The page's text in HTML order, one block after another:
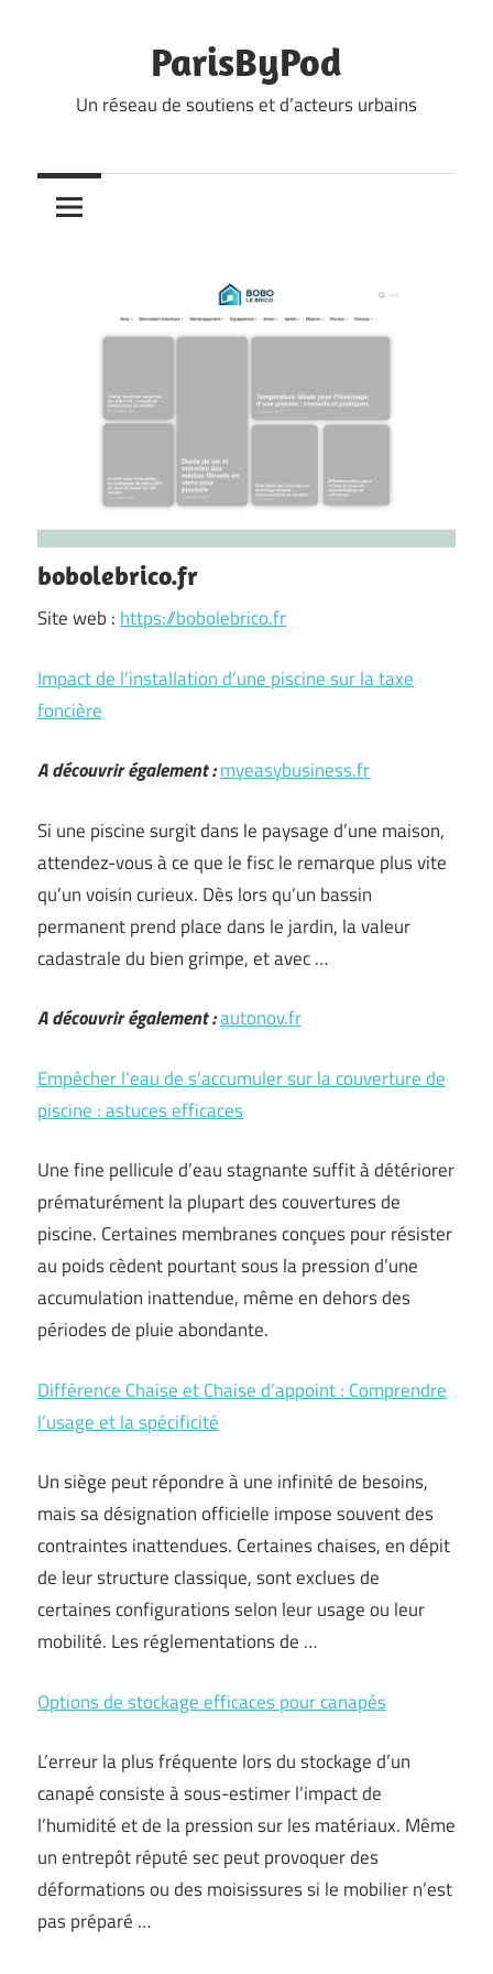
ParisByPod
Un réseau de soutiens et d’acteurs urbains
bobolebrico.fr
Site web : https://bobolebrico.fr
Impact de l’installation d’une piscine sur la taxe
foncière
A découvrir également :myeasybusiness.fr
Si une piscine surgit dans le paysage d’une maison,
attendez-vous à ce que le fisc le remarque plus vite
qu’un voisin curieux. Dès lors qu’un bassin
permanent prend place dans le jardin, la valeur
cadastrale du bien grimpe, et avec …
A découvrir également :autonov.fr
Empêcher l’eau de s’accumuler sur la couverture de
piscine : astuces efficaces
Une fine pellicule d’eau stagnante suffit à détériorer
prématurément la plupart des couvertures de
piscine. Certaines membranes conçues pour résister
au poids cèdent pourtant sous la pression d’une
accumulation inattendue, même en dehors des
périodes de pluie abondante.
Différence Chaise et Chaise d’appoint : Comprendre
l’usage et la spécificité
Un siège peut répondre à une infinité de besoins,
mais sa désignation officielle impose souvent des
contraintes inattendues. Certaines chaises, en dépit
de leur structure classique, sont exclues de
certaines configurations selon leur usage ou leur
mobilité. Les réglementations de …
Options de stockage efficaces pour canapés
L’erreur la plus fréquente lors du stockage d’un
canapé consiste à sous-estimer l’impact de
l’humidité et de la pression sur les matériaux. Même
un entrepôt réputé sec peut provoquer des
déformations ou des moisissures si le mobilier n’est
pas préparé …